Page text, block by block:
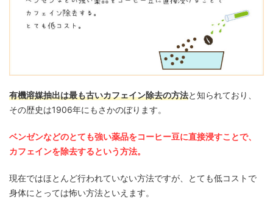
有機溶媒抽出は最も古いカフェイン除去の方法と知られており、
その歴史は1906年にもさかのぼります。
ベンゼンなどのとても強い薬品をコーヒー豆に直接浸すことで、
カフェインを除去するという方法。
現在ではほとんど行われていない方法ですが、とても低コストで
身体にとっては怖い方法といえます。